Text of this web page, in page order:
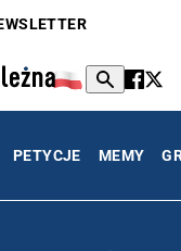
PETYCJE MEMY